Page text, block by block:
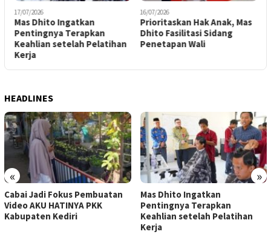
17/07/2026
Mas Dhito Ingatkan
Pentingnya Terapkan
Keahlian setelah Pelatihan
Kerja
16/07/2026
Prioritaskan Hak Anak, Mas
Dhito Fasilitasi Sidang
Penetapan Wali
HEADLINES
« »
Cabai Jadi Fokus Pembuatan
Video AKU HATINYA PKK
Kabupaten Kediri
Mas Dhito Ingatkan
Pentingnya Terapkan
Keahlian setelah Pelatihan
Kerja